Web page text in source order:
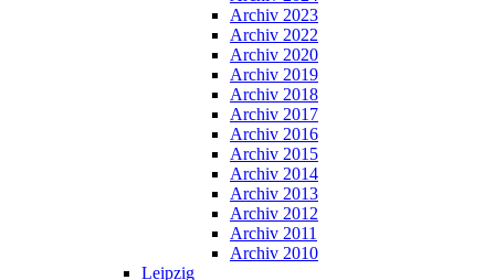
Archiv 2023
Archiv 2022
Archiv 2020
Archiv 2019
Archiv 2018
Archiv 2017
Archiv 2016
Archiv 2015
Archiv 2014
Archiv 2013
Archiv 2012
Archiv 2011
Archiv 2010
Leipzig